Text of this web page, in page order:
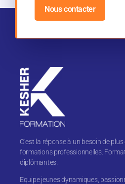
Nous contacter
C’est la réponse à un besoin de
formations professionnelles.
diplômantes.
Equipe jeunes dynamiques,